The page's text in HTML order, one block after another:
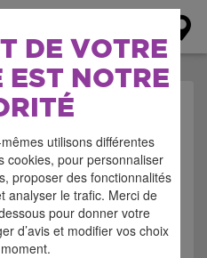
DE VOTRE
EST NOTRE
utilisons différentes
cookies, pour personnaliser
proposer des fonctionnalités
analyser le trafic. Merci de
pour donner votre
d’avis et modifier vos choix
REUNION -
-